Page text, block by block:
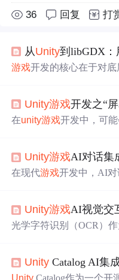
36 回复 打
从Unity到libGDX：用
游戏开发的核心在于对
分离，实现了高度的模
向对象设计中常见的代码
bGDX这样的轻量级框架
底层构建游戏逻辑，实现
一个简化 版Roguelike动作
Unity游戏开发之“
在unity游戏开发中，可
了一个现成的API :
me)。但是这个API虽然
Unity游戏AI对话集成实
在现代游戏开发中，AI对
辑。这项技术的价值在
型，即可为角色赋予智能
以及游戏 内实时翻译与
详细解析了在Unity 引擎
Unity游戏AI视觉交互：
光学字符识别（OCR）
的工程价值在于实现了
广泛应用于文档数字化
Unity Catalog AI集成完